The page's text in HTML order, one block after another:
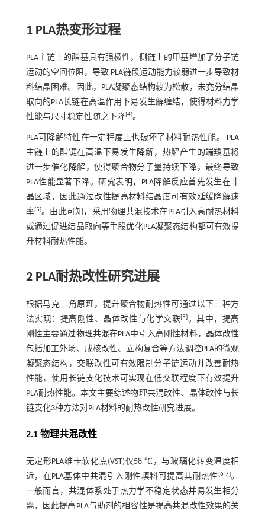
1 PLA热变形过程
PLA主链上的酯基具有强极性，侧链上的甲基增加了分子链
运动的空间位阻，导致 PLA链段运动能力较弱进一步导致材
料结晶困难。因此，PLA凝聚态结构较为松散，未充分结晶
取向的PLA长链在高温作用下易发生解缠结，使得材料力学
性能与尺寸稳定性随之下降[4]。
PLA可降解特性在一定程度上也破坏了材料耐热性能。 PLA
主链上的酯键在高温下易发生降解，热解产生的端羧基将
进一步催化降解，使得聚合物分子量持续下降，最终导致
PLA性能显著下降。研究表明，PLA降解反应首先发生在非
晶区域，因此通过改性提高材料结晶度可有效延缓降解速
率[5]。由此可知，采用物理共混技术在PLA引入高耐热材料
或通过促进结晶取向等手段优化PLA凝聚态结构都可有效提
升材料耐热性能。
2 PLA耐热改性研究进展
根据马克三角原理，提升聚合物耐热性可通过以下三种方
法实现：提高刚性、晶体改性与化学交联[5]。其中，提高
刚性主要通过物理共混在PLA中引入高刚性材料，晶体改性
包括加工外场、成核改性、立构复合等方法调控PLA的微观
凝聚态结构，交联改性可有效限制分子链运动并改善耐热
性能，使用长链支化技术可实现在低交联程度下有效提升
PLA耐热性能。本文主要综述物理共混改性、晶体改性与长
链支化3种方法对PLA材料的耐热改性研究进展。
2.1 物理共混改性
无定形PLA维卡软化点(VST)仅58 ℃，与玻璃化转变温度相
近，在PLA基体中共混引入刚性填料可提高其耐热性[6-7]。
一般而言，共混体系处于热力学不稳定状态并易发生相分
离，因此提高PLA与助剂的相容性是提高共混改性效果的关